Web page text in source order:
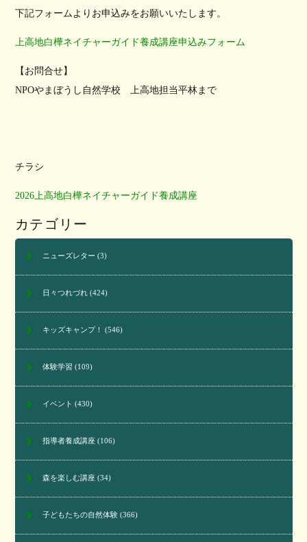
下記フォームよりお申込みをお願いいたします。
上高地白樺ネイチャーガイド養成講座申込みフォーム
【お問合せ】
NPOやまぼうし自然学校 上高地担当平林まで
チラシ
2026上高地白樺ネイチャーガイド養成講座
カテゴリー
ニューズレター (3)
日々つれづれ(424)
キッズキャンプ！ (546)
体験学習 (109)
イベント (430)
指導者養成講座(106)
森を楽しむ講座(34)
子どもたちの自然体験(366)